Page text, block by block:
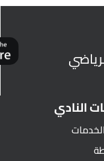
النادي